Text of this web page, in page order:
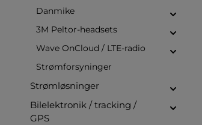
Danmike
3M Peltor-headsets
Wave OnCloud / LTE-radio
Strømforsyninger
Strømløsninger
Bilelektronik / tracking /
GPS